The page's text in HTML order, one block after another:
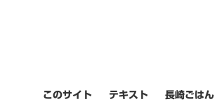
このサイト テキスト 長崎ごはん